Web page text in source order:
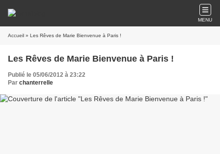
MENU
Accueil » Les Rêves de Marie Bienvenue à Paris !
Les Rêves de Marie Bienvenue à Paris !
Publié le 05/06/2012 à 23:22
Par chanterrelle